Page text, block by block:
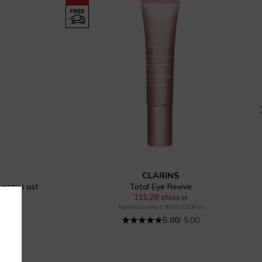
i ust
CLARINS
Total Eye Revive
115,28 zł131 zł
Najniższa cena z 30 dni: 111,35 zł
5.00/ 5.00